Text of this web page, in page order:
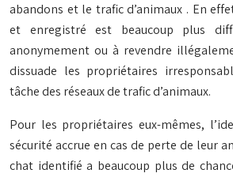
abandons et le trafic d’animaux . En
et enregistré est beaucoup plus
anonymement ou à revendre
dissuade les propriétaires
tâche des réseaux de trafic d’animaux.
Pour les propriétaires eux-mêmes,
sécurité accrue en cas de perte de leur
chat identifié a beaucoup plus de